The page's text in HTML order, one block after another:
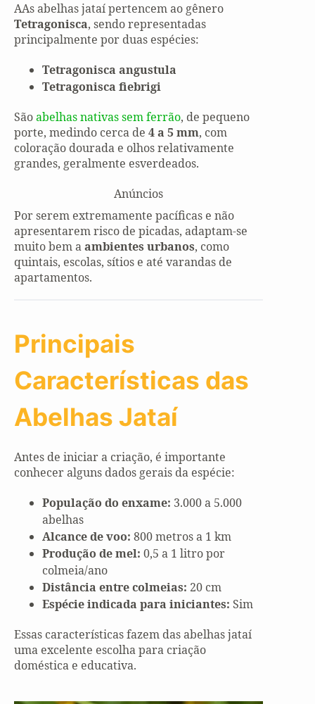
AAs abelhas jataí pertencem ao gênero
Tetragonisca, sendo representadas
principalmente por duas espécies:
Tetragonisca angustula
Tetragonisca fiebrigi
Sãoabelhas nativas sem ferrão, de pequeno
porte, medindo cerca de 4 a 5 mm, com
coloração dourada e olhos relativamente
grandes, geralmente esverdeados.
Anúncios
Por serem extremamente pacíficas e não
apresentarem risco de picadas, adaptam-se
muito bem aambientes urbanos, como
quintais, escolas, sítios e até varandas de
apartamentos.
Principais
Características das
Abelhas Jataí
Antes de iniciar a criação, é importante
conhecer alguns dados gerais da espécie:
População do enxame: 3.000 a 5.000
abelhas
Alcance de voo: 800 metros a 1 km
Produção de mel: 0,5 a 1 litro por
colmeia/ano
Distância entre colmeias: 20 cm
Espécie indicada para iniciantes: Sim
Essas características fazem das abelhas jataí
uma excelente escolha para criação
doméstica e educativa.